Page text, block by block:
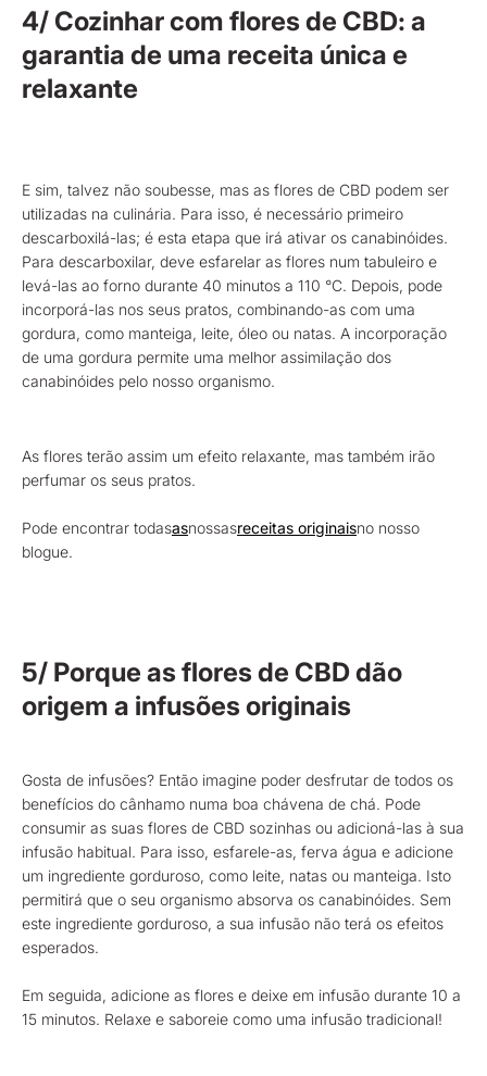
4/ Cozinhar com flores de CBD: a
garantia de uma receita única e
relaxante
E sim, talvez não soubesse, mas as flores de CBD podem ser
utilizadas na culinária. Para isso, é necessário primeiro
descarboxilá-las; é esta etapa que irá ativar os canabinóides.
Para descarboxilar, deve esfarelar as flores num tabuleiro e
levá-las ao forno durante 40 minutos a 110 °C. Depois, pode
incorporá-las nos seus pratos, combinando-as com uma
gordura, como manteiga, leite, óleo ou natas. A incorporação
de uma gordura permite uma melhor assimilação dos
canabinóides pelo nosso organismo.
As flores terão assim um efeito relaxante, mas também irão
perfumar os seus pratos.
Pode encontrar todasasnossasreceitas originaisno nosso
blogue.
5/ Porque as flores de CBD dão
origem a infusões originais
Gosta de infusões? Então imagine poder desfrutar de todos os
benefícios do cânhamo numa boa chávena de chá. Pode
consumir as suas flores de CBD sozinhas ou adicioná-las à sua
infusão habitual. Para isso, esfarele-as, ferva água e adicione
um ingrediente gorduroso, como leite, natas ou manteiga. Isto
permitirá que o seu organismo absorva os canabinóides. Sem
este ingrediente gorduroso, a sua infusão não terá os efeitos
esperados.
Em seguida, adicione as flores e deixe em infusão durante 10 a
15 minutos. Relaxe e saboreie como uma infusão tradicional!